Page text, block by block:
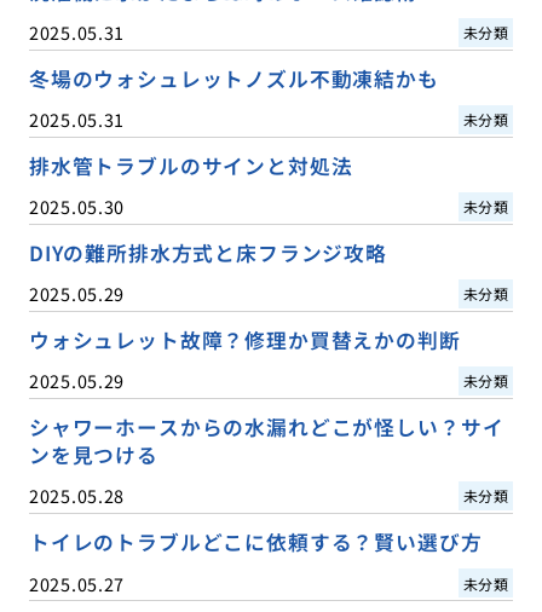
2025.05.31 未分類
冬場のウォシュレットノズル不動凍結かも
2025.05.31 未分類
排水管トラブルのサインと対処法
2025.05.30 未分類
DIYの難所排水方式と床フランジ攻略
2025.05.29 未分類
ウォシュレット故障？修理か買替えかの判断
2025.05.29 未分類
シャワーホースからの水漏れどこが怪しい？サイ
ンを見つける
2025.05.28 未分類
トイレのトラブルどこに依頼する？賢い選び方
2025.05.27 未分類